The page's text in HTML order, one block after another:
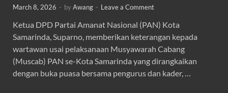
March 8, 2026 - byAwang - Leave a Comment
Ketua DPD Partai Amanat Nasional (PAN) Kota
Samarinda, Suparno, memberikan keterangan kepada
wartawan usai pelaksanaan Musyawarah Cabang
(Muscab) PAN se-Kota Samarinda yang dirangkaikan
dengan buka puasa bersama pengurus dan kader, …